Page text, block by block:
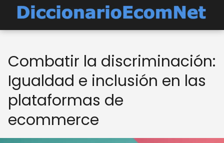
Combatir la discriminación:
Igualdad e inclusión en las
plataformas de
ecommerce